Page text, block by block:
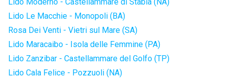
Lido Le Macchie - Monopoli (BA)
Rosa Dei Venti - Vietri sul Mare (SA)
Lido Maracaibo - Isola delle Femmine (PA)
Lido Zanzibar - Castellammare del Golfo (TP)
Lido Cala Felice - Pozzuoli (NA)